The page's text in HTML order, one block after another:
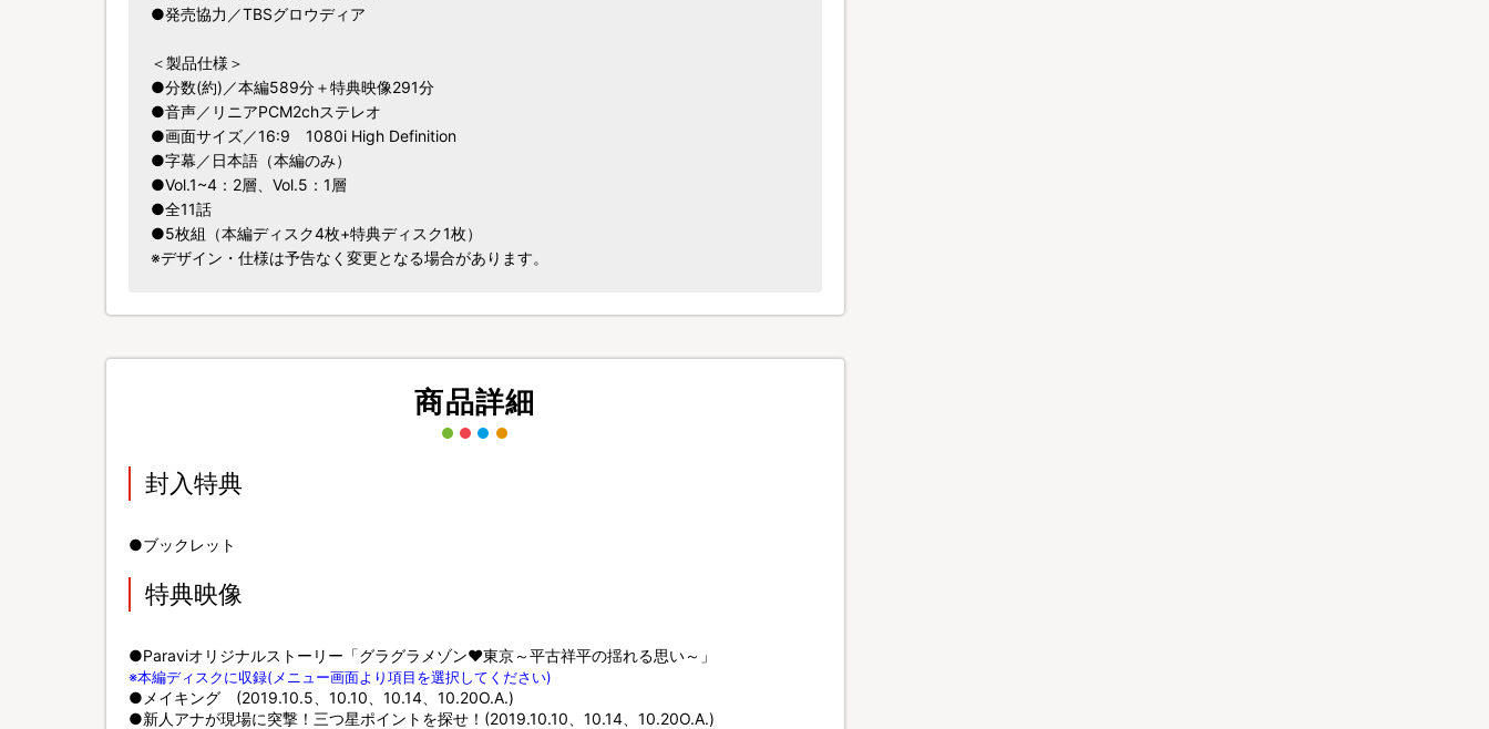
●発売協力／TBSグロウディア
＜製品仕様＞
●分数(約)／本編589分＋特典映像291分
●音声／リニアPCM2chステレオ
●画面サイズ／16:9 1080i High Definition
●字幕／日本語（本編のみ）
●Vol.1~4：2層、Vol.5：1層
●全11話
●5枚組（本編ディスク4枚+特典ディスク1枚）
※デザイン・仕様は予告なく変更となる場合があります。
商品詳細
封入特典
●ブックレット
特典映像
●Paraviオリジナルストーリー「グラグラメゾン♥東京～平古祥平の揺れる思い～」
※本編ディスクに収録(メニュー画面より項目を選択してください)
●メイキング (2019.10.5、10.10、10.14、10.20O.A.)
●新人アナが現場に突撃！三つ星ポイントを探せ！(2019.10.10、10.14、10.20O.A.)